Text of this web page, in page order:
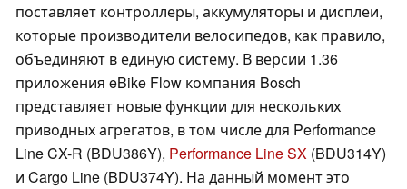
поставляет контроллеры, аккумуляторы и дисплеи,
которые производители велосипедов, как правило,
объединяют в единую систему. В версии 1.36
приложения eBike Flow компания Bosch
представляет новые функции для нескольких
приводных агрегатов, в том числе для Performance
Line CX-R (BDU386Y), Performance Line SX (BDU314Y)
и Cargo Line (BDU374Y). На данный момент это